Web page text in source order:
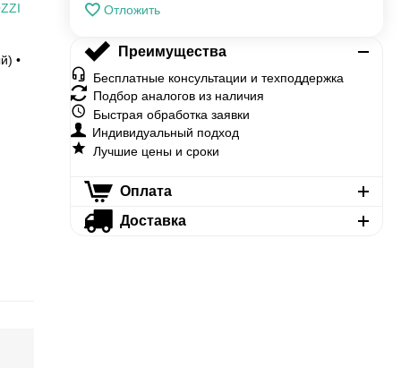
•
Отложить
Преимущества
Бесплатные консультации и техподдержка
Подбор аналогов из наличия
Быстрая обработка заявки
Индивидуальный подход
Лучшие цены и сроки
Оплата
Доставка